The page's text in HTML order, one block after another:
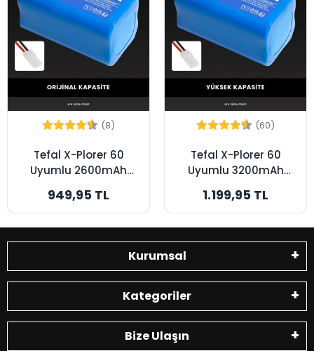
(8)
Tefal X-Plorer 60
Uyumlu 2600mAh
Bataryası - Orijinal
Kapasite
949,95 TL
(60)
Tefal X-Plorer 60
Uyumlu 3200mAh
Bataryası - Yüksek
Kapasite
1.199,95 TL
Kurumsal
Kategoriler
Bize Ulaşın